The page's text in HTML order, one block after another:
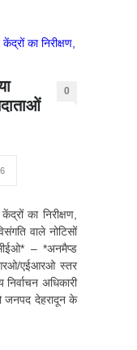
0
का निरीक्षण,
वाले नोटिसों
– ⁠*अनमैप्ड
एईआरओ स्तर
अधिकारी
जनपद देहरादून के